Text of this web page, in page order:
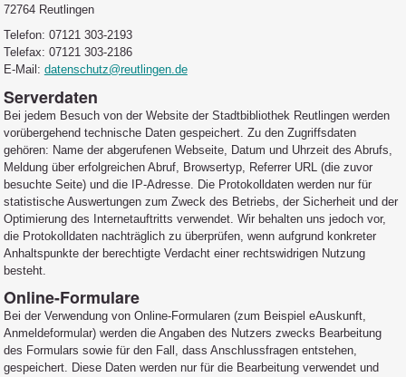
72764 Reutlingen
Telefon: 07121 303-2193
Telefax: 07121 303-2186
E-Mail: datenschutz@reutlingen.de
Serverdaten
Bei jedem Besuch von der Website der Stadtbibliothek Reutlingen werden
vorübergehend technische Daten gespeichert. Zu den Zugriffsdaten
gehören: Name der abgerufenen Webseite, Datum und Uhrzeit des Abrufs,
Meldung über erfolgreichen Abruf, Browsertyp, Referrer URL (die zuvor
besuchte Seite) und die IP-Adresse. Die Protokolldaten werden nur für
statistische Auswertungen zum Zweck des Betriebs, der Sicherheit und der
Optimierung des Internetauftritts verwendet. Wir behalten uns jedoch vor,
die Protokolldaten nachträglich zu überprüfen, wenn aufgrund konkreter
Anhaltspunkte der berechtigte Verdacht einer rechtswidrigen Nutzung
besteht.
Online-Formulare
Bei der Verwendung von Online-Formularen (zum Beispiel eAuskunft,
Anmeldeformular) werden die Angaben des Nutzers zwecks Bearbeitung
des Formulars sowie für den Fall, dass Anschlussfragen entstehen,
gespeichert. Diese Daten werden nur für die Bearbeitung verwendet und